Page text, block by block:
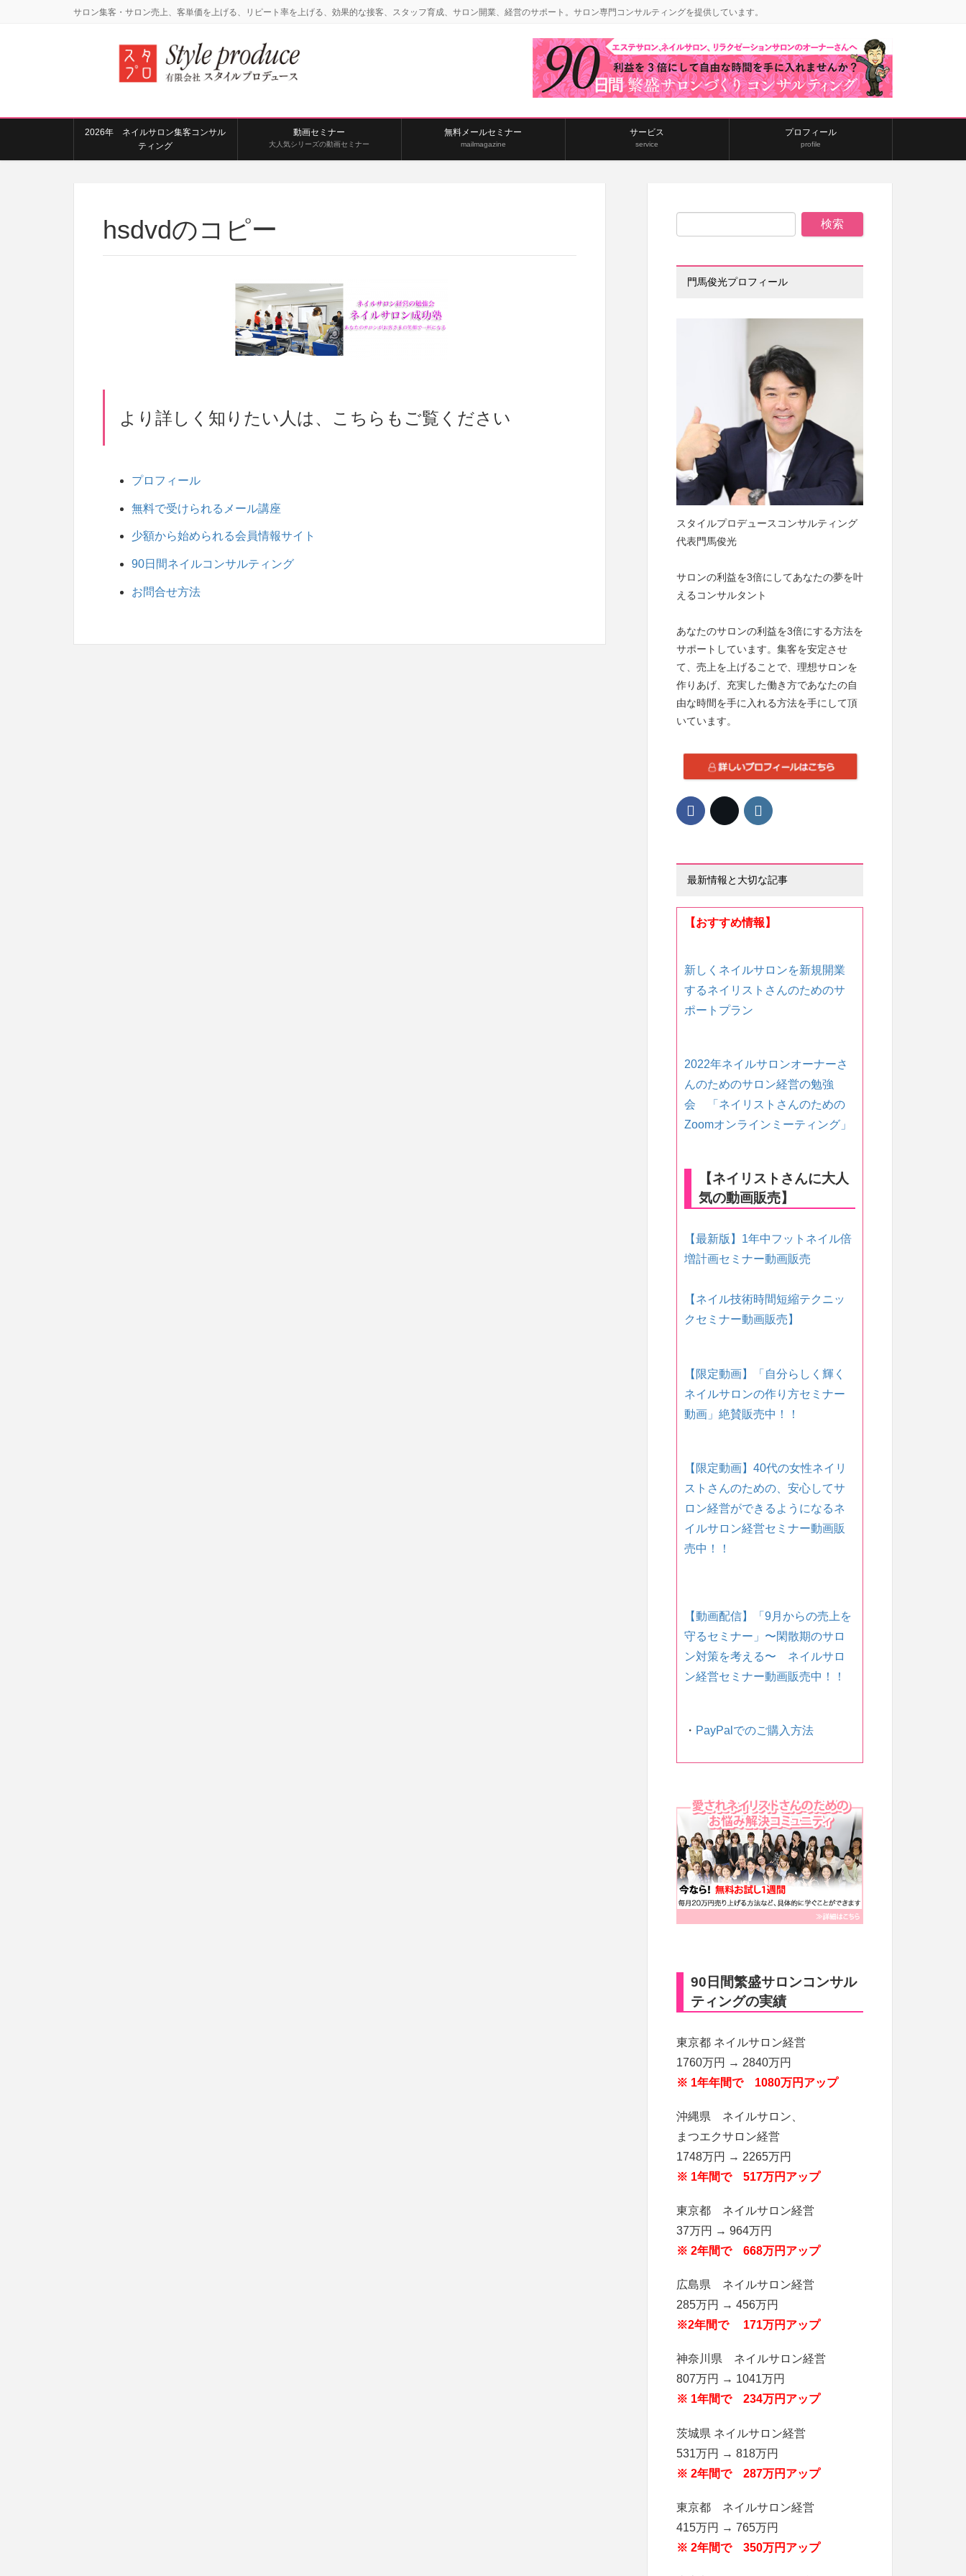
サロン集客・サロン売上、客単価を上げる、リピート率を上げる、効果的な接客、スタッフ育成、サロン開業、経営のサポート。サロン専門コンサルティングを提供しています。
2026年 ネイルサロン集客コンサル
ティング
動画セミナー
大人気シリーズの動画セミナー
無料メールセミナー
mailmagazine
サービス
service
プロフィール
profile
hsdvdのコピー
より詳しく知りたい人は、こちらもご覧ください
プロフィール
無料で受けられるメール講座
少額から始められる会員情報サイト
90日間ネイルコンサルティング
お問合せ方法
門馬俊光プロフィール
スタイルプロデュースコンサルティング
代表門馬俊光
サロンの利益を3倍にしてあなたの夢を叶
えるコンサルタント
あなたのサロンの利益を3倍にする方法を
サポートしています。集客を安定させ
て、売上を上げることで、理想サロンを
作りあげ、充実した働き方であなたの自
由な時間を手に入れる方法を手にして頂
いています。
最新情報と大切な記事
【おすすめ情報】
新しくネイルサロンを新規開業
するネイリストさんのためのサ
ポートプラン
2022年ネイルサロンオーナーさ
んのためのサロン経営の勉強
会 「ネイリストさんのための
Zoomオンラインミーティング」
【ネイリストさんに大人
気の動画販売】
【最新版】1年中フットネイル倍
増計画セミナー動画販売
【ネイル技術時間短縮テクニッ
クセミナー動画販売】
【限定動画】「自分らしく輝く
ネイルサロンの作り方セミナー
動画」絶賛販売中！！
【限定動画】40代の女性ネイリ
ストさんのための、安心してサ
ロン経営ができるようになるネ
イルサロン経営セミナー動画販
売中！！
【動画配信】「9月からの売上を
守るセミナー」〜 閑散期のサロ
ン対策を考える〜 ネイルサロ
ン経営セミナー動画販売中！！
・ PayPalでのご購入方法
90日間繁盛サロンコンサル
ティングの実績
東京都 ネイルサロン経営
1760万円 → 2840万円
※ 1年年間で 1080万円アップ
沖縄県 ネイルサロン、
まつエクサロン経営
1748万円 → 2265万円
※ 1年間で 517万円アップ
東京都 ネイルサロン経営
37万円 → 964万円
※ 2年間で 668万円アップ
広島県 ネイルサロン経営
285万円 → 456万円
※2年間で 171万円アップ
神奈川県 ネイルサロン経営
807万円 → 1041万円
※ 1年間で 234万円アップ
茨城県 ネイルサロン経営
531万円 → 818万円
※ 2年間で 287万円アップ
東京都 ネイルサロン経営
415万円 → 765万円
※ 2年間で 350万円アップ